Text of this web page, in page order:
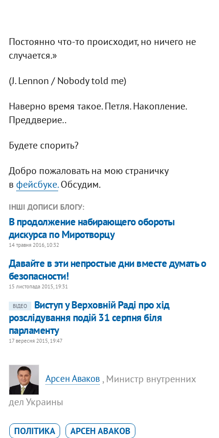
Постоянно что-то происходит, но ничего не
случается.»
(J. Lennon / Nobody told me)
Наверно время такое. Петля. Накопление.
Преддверие..
Будете спорить?
Добро пожаловать на мою страничку
в фейсбуке.Обсудим.
ІНШІ ДОПИСИ БЛОГУ:
В продолжение набирающего обороты
дискурса по Миротворцу
14 травня 2016, 10:32
​Давайте в эти непростые дни вместе думать о
безопасности!
15 листопада 2015, 19:31
ВІДЕО
Виступ у Верховній Раді про хід
розслідування подій 31 серпня біля
парламенту
17 вересня 2015, 19:47
Арсен Аваков , Министр внутренних
дел Украины
ПОЛІТИКА АРСЕН АВАКОВ